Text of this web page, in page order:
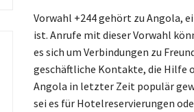
Vorwahl +244 gehört zu Angola,
ist. Anrufe mit dieser Vorwahl
es sich um Verbindungen zu
geschäftliche Kontakte, die Hilfe
Angola in letzter Zeit populär
sei es für Hotelreservierungen